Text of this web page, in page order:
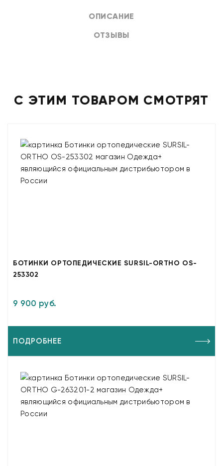
ОПИСАНИЕ
ОТЗЫВЫ
С ЭТИМ ТОВАРОМ СМОТРЯТ
БОТИНКИ ОРТОПЕДИЧЕСКИЕ SURSIL-ORTHO OS-
253302
9 900 руб.
ПОДРОБНЕЕ